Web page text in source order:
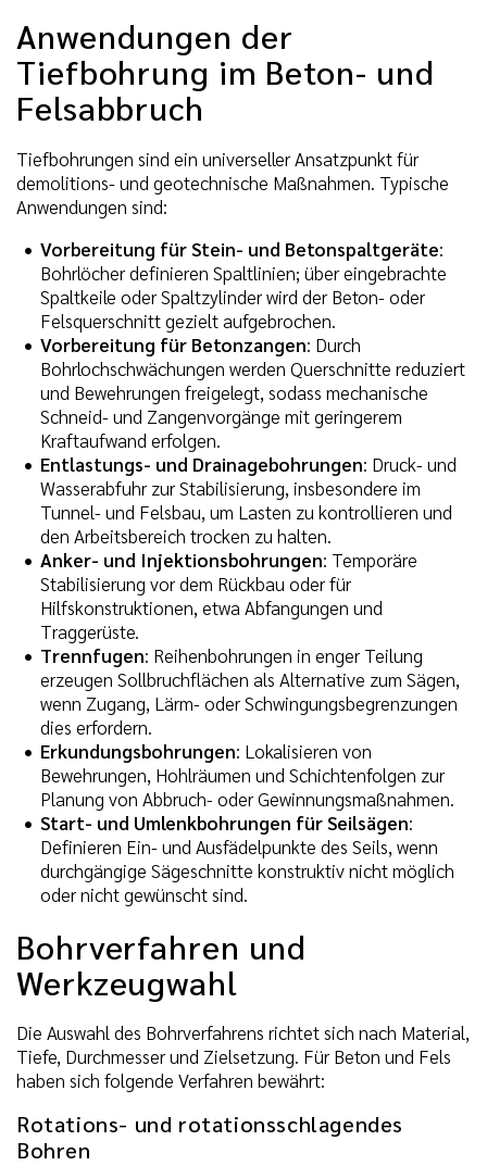
Anwendungen der
Tiefbohrung im Beton- und
Felsabbruch
Tiefbohrungen sind ein universeller Ansatzpunkt für
demolitions- und geotechnische Maßnahmen. Typische
Anwendungen sind:
Vorbereitung für Stein- und Betonspaltgeräte:
Bohrlöcher definieren Spaltlinien; über eingebrachte
Spaltkeile oder Spaltzylinder wird der Beton- oder
Felsquerschnitt gezielt aufgebrochen.
Vorbereitung für Betonzangen: Durch
Bohrlochschwächungen werden Querschnitte reduziert
und Bewehrungen freigelegt, sodass mechanische
Schneid- und Zangenvorgänge mit geringerem
Kraftaufwand erfolgen.
Entlastungs- und Drainagebohrungen: Druck- und
Wasserabfuhr zur Stabilisierung, insbesondere im
Tunnel- und Felsbau, um Lasten zu kontrollieren und
den Arbeitsbereich trocken zu halten.
Anker- und Injektionsbohrungen: Temporäre
Stabilisierung vor dem Rückbau oder für
Hilfskonstruktionen, etwa Abfangungen und
Traggerüste.
Trennfugen: Reihenbohrungen in enger Teilung
erzeugen Sollbruchflächen als Alternative zum Sägen,
wenn Zugang, Lärm- oder Schwingungsbegrenzungen
dies erfordern.
Erkundungsbohrungen: Lokalisieren von
Bewehrungen, Hohlräumen und Schichtenfolgen zur
Planung von Abbruch- oder Gewinnungsmaßnahmen.
Start- und Umlenkbohrungen für Seilsägen:
Definieren Ein- und Ausfädelpunkte des Seils, wenn
durchgängige Sägeschnitte konstruktiv nicht möglich
oder nicht gewünscht sind.
Bohrverfahren und
Werkzeugwahl
Die Auswahl des Bohrverfahrens richtet sich nach Material,
Tiefe, Durchmesser und Zielsetzung. Für Beton und Fels
haben sich folgende Verfahren bewährt:
Rotations- und rotationsschlagendes
Bohren